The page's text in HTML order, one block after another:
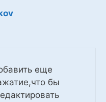
еще
бы